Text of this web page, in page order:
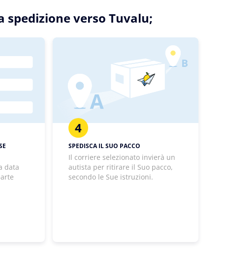
verso Tuvalu;
data
4
SPEDISCA IL SUO PACCO
Il corriere selezionato invierà un
autista per ritirare il Suo pacco,
secondo le Sue istruzioni.